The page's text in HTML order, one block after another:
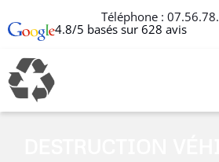
Téléphone :
4.8/5 basés sur 628 avis